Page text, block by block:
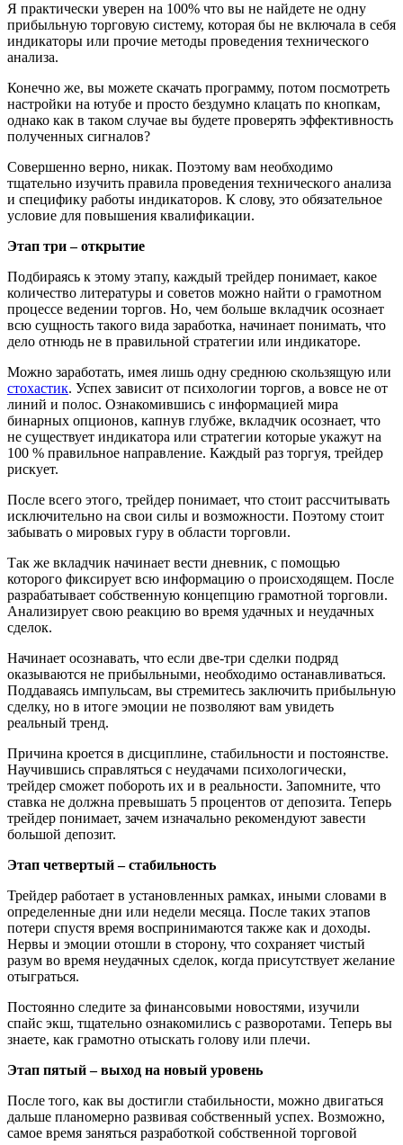
Я практически уверен на 100% что вы не найдете не одну
прибыльную торговую систему, которая бы не включала в себя
индикаторы или прочие методы проведения технического
анализа.
Конечно же, вы можете скачать программу, потом посмотреть
настройки на ютубе и просто бездумно клацать по кнопкам,
однако как в таком случае вы будете проверять эффективность
полученных сигналов?
Совершенно верно, никак. Поэтому вам необходимо
тщательно изучить правила проведения технического анализа
и специфику работы индикаторов. К слову, это обязательное
условие для повышения квалификации.
Этап три – открытие
Подбираясь к этому этапу, каждый трейдер понимает, какое
количество литературы и советов можно найти о грамотном
процессе ведении торгов. Но, чем больше вкладчик осознает
всю сущность такого вида заработка, начинает понимать, что
дело отнюдь не в правильной стратегии или индикаторе.
Можно заработать, имея лишь одну среднюю скользящую или
стохастик. Успех зависит от психологии торгов, а вовсе не от
линий и полос. Ознакомившись с информацией мира
бинарных опционов, капнув глубже, вкладчик осознает, что
не существует индикатора или стратегии которые укажут на
100 % правильное направление. Каждый раз торгуя, трейдер
рискует.
После всего этого, трейдер понимает, что стоит рассчитывать
исключительно на свои силы и возможности. Поэтому стоит
забывать о мировых гуру в области торговли.
Так же вкладчик начинает вести дневник, с помощью
которого фиксирует всю информацию о происходящем. После
разрабатывает собственную концепцию грамотной торговли.
Анализирует свою реакцию во время удачных и неудачных
сделок.
Начинает осознавать, что если две-три сделки подряд
оказываются не прибыльными, необходимо останавливаться.
Поддаваясь импульсам, вы стремитесь заключить прибыльную
сделку, но в итоге эмоции не позволяют вам увидеть
реальный тренд.
Причина кроется в дисциплине, стабильности и постоянстве.
Научившись справляться с неудачами психологически,
трейдер сможет побороть их и в реальности. Запомните, что
ставка не должна превышать 5 процентов от депозита. Теперь
трейдер понимает, зачем изначально рекомендуют завести
большой депозит.
Этап четвертый – стабильность
Трейдер работает в установленных рамках, иными словами в
определенные дни или недели месяца. После таких этапов
потери спустя время воспринимаются также как и доходы.
Нервы и эмоции отошли в сторону, что сохраняет чистый
разум во время неудачных сделок, когда присутствует желание
отыграться.
Постоянно следите за финансовыми новостями, изучили
спайс экш, тщательно ознакомились с разворотами. Теперь вы
знаете, как грамотно отыскать голову или плечи.
Этап пятый – выход на новый уровень
После того, как вы достигли стабильности, можно двигаться
дальше планомерно развивая собственный успех. Возможно,
самое время заняться разработкой собственной торговой